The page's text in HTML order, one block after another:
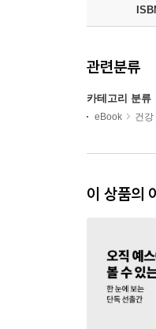
관련분류
카테고리 분류
eBook 건강
이 상품의